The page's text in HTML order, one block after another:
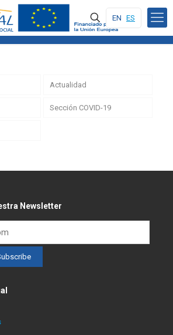
EN ES
Actualidad
Sección COVID-19
Newsletter